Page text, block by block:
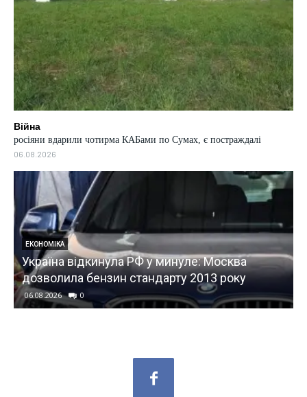
Війна
росіяни вдарили чотирма КАБами по Сумах, є постраждалі
06.08.2026
УКРАЇНА
Війна на знищення економік: співзасновник
Нової пошти закликав владу повторити
рішення 2022 року
06.08.2026 0